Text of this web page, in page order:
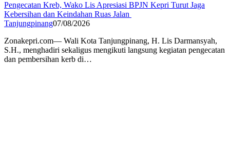
Pengecatan Kreb, Wako Lis Apresiasi BPJN Kepri Turut Jaga
Kebersihan dan Keindahan Ruas Jalan
Tanjungpinang07/08/2026
Zonakepri.com— Wali Kota Tanjungpinang, H. Lis Darmansyah,
S.H., menghadiri sekaligus mengikuti langsung kegiatan pengecatan
dan pembersihan kerb di…